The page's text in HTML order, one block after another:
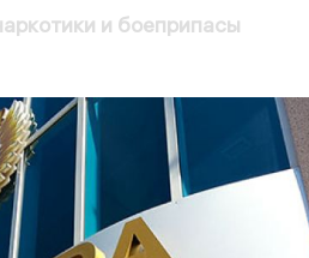
и боеприпасы